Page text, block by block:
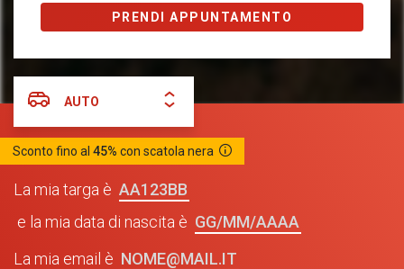
PRENDI APPUNTAMENTO
AUTO
Sconto fino al 45% con scatola nera
La mia targa è
AA123BB
e la mia data di nascita è
GG/MM/AAAA
La mia email è NOME@MAIL.IT